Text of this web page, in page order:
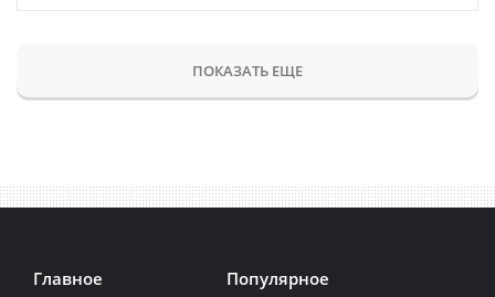
ПОКАЗАТЬ ЕЩЕ
Главное Популярное